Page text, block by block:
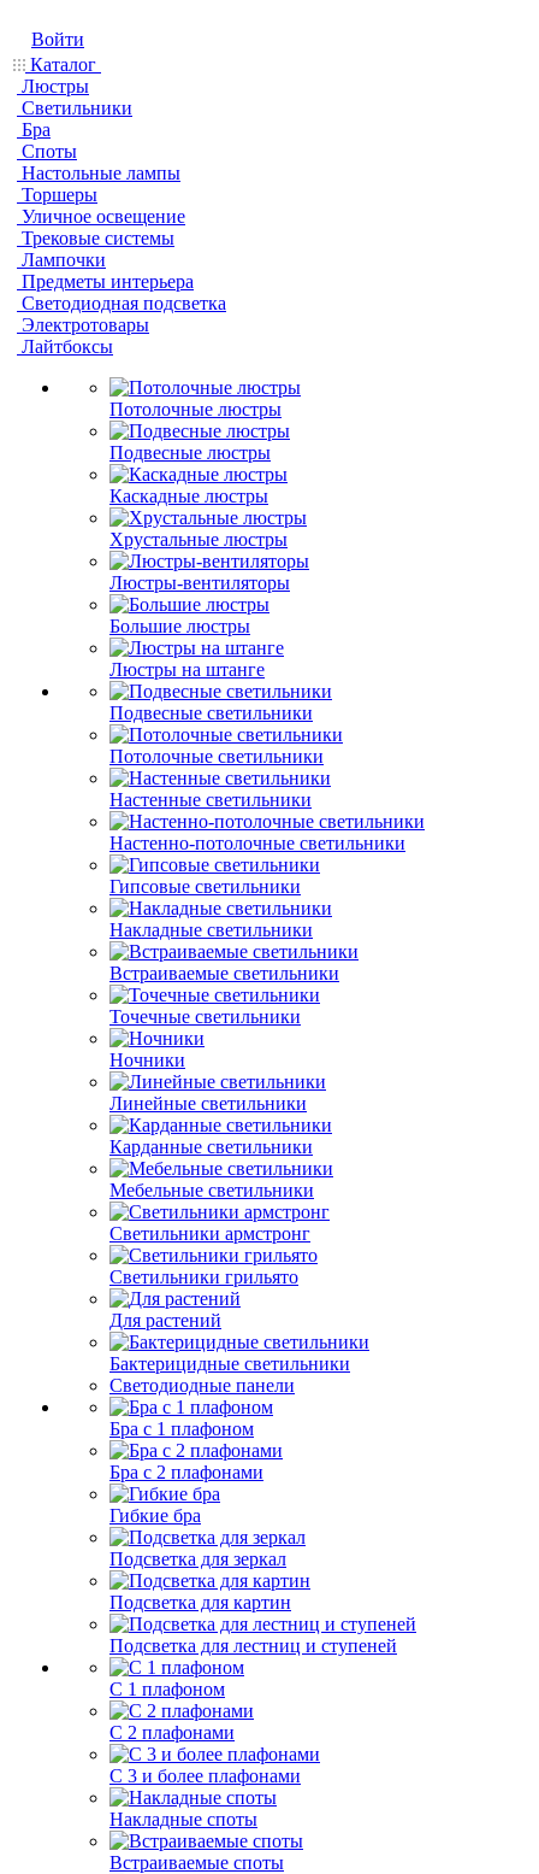
Войти
Каталог
Люстры
Светильники
Бра
Споты
Настольные лампы
Торшеры
Уличное освещение
Трековые системы
Лампочки
Предметы интерьера
Светодиодная подсветка
Электротовары
Лайтбоксы
Потолочные люстры
Подвесные люстры
Каскадные люстры
Хрустальные люстры
Люстры-вентиляторы
Большие люстры
Люстры на штанге
Подвесные светильники
Потолочные светильники
Настенные светильники
Настенно-потолочные светильники
Гипсовые светильники
Накладные светильники
Встраиваемые светильники
Точечные светильники
Ночники
Линейные светильники
Карданные светильники
Мебельные светильники
Светильники армстронг
Светильники грильято
Для растений
Бактерицидные светильники
Светодиодные панели
Бра с 1 плафоном
Бра с 2 плафонами
Гибкие бра
Подсветка для зеркал
Подсветка для картин
Подсветка для лестниц и ступеней
С 1 плафоном
С 2 плафонами
С 3 и более плафонами
Накладные споты
Встраиваемые споты